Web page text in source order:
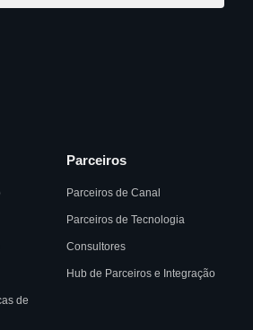
de
Parceiros
Parceiros de Canal
Parceiros de Tecnologia
Consultores
Hub de Parceiros e Integração